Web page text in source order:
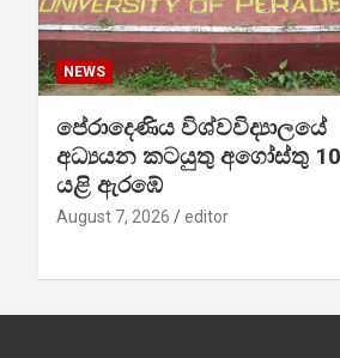
NEWS
පේරාදෙණිය විශ්වවිද්‍යාලයේ
අධ්‍යයන කටයුතු අගෝස්තු
යළි ඇරඹේ
August 7, 2026 editor